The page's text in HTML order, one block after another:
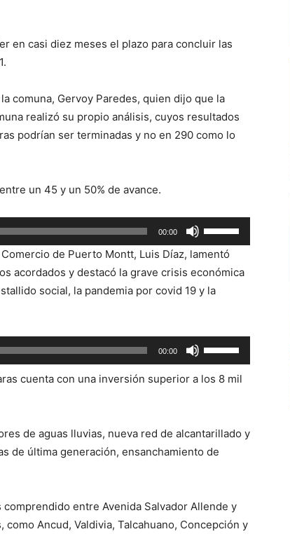
en casi diez meses el plazo para concluir las
comuna, Gervoy Paredes, quien dijo que la
realizó su propio análisis, cuyos resultados
podrían ser terminadas y no en 290 como lo
un 45 y un 50% de avance.
00:00
las
teclas
de
flecha
para
aumentar
de Puerto Montt, Luis Díaz, lamentó
acordados y destacó la grave crisis económica
social, la pandemia por covid 19 y la
00:00
las
teclas
arriba/abajo
para
disminuir
el
cuenta con una inversión superior a los 8 mil
de aguas lluvias, nueva red de alcantarillado y
de última generación, ensanchamiento de
entre Avenida Salvador Allende y
Ancud, Valdivia, Talcahuano, Concepción y